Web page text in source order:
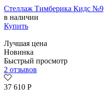
Стеллаж Тимберика Кидс №9
в наличии
Купить
Лучшая цена
Новинка
Быстрый просмотр
2 отзывов
37 610 Р